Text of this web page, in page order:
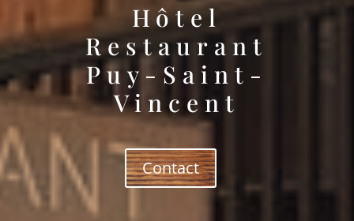
Hôtel
Restaurant
Puy-Saint-
Vincent
Contact